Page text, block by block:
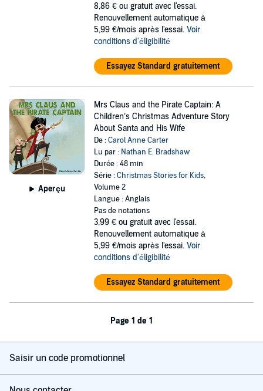
8,86 € ou gratuit avec l'essai.
Renouvellement automatique à
5,99 €/mois après l'essai. Voir
conditions d'éligibilité
Essayez Standard gratuitement
Aperçu
Mrs Claus and the Pirate Captain: A
Children’s Christmas Adventure Story
About Santa and His Wife
De :Carol Anne Carter
Lu par : Nathan E. Bradshaw
Durée : 48 min
Série :Christmas Stories for Kids,
Volume 2
Langue : Anglais
Pas de notations
3,99 € ou gratuit avec l'essai.
Renouvellement automatique à
5,99 €/mois après l'essai. Voir
conditions d'éligibilité
Essayez Standard gratuitement
Page 1 de 1
Saisir un code promotionnel